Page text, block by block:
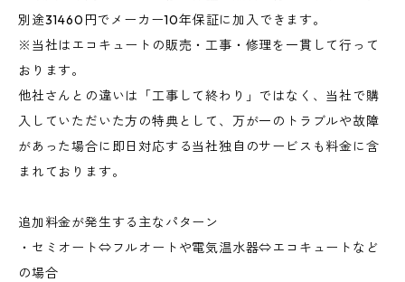
別途31460円でメーカー10年保証に加入できます。
※当社はエコキュートの販売・工事・修理を一貫して行って
おります。
他社さんとの違いは「工事して終わり」ではなく、当社で購
入していただいた方の特典として、万が一のトラブルや故障
があった場合に即日対応する当社独自のサービスも料金に含
まれております。
追加料金が発生する主なパターン
・セミオート⇔フルオートや電気温水器⇔エコキュートなど
の場合